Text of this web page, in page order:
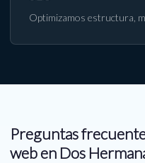
Optimizamos estructura,
Preguntas
web en Dos